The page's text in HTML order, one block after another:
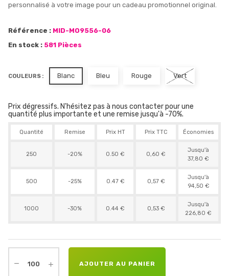
personnalisé à votre image pour un cadeau promotionnel original.
Référence : MID-MO9556-06
En stock : 581 Pièces
COULEURS : Blanc Bleu Rouge Vert
Prix dégressifs. N'hésitez pas à nous contacter pour une
quantité plus importante et une remise jusqu'à -70%.
Quantité Remise Prix HT Prix TTC Économies
250 -20% 0.50 € 0,60 €
Jusqu'à
37,80 €
500 -25% 0.47 € 0,57 €
Jusqu'à
94,50 €
1000 -30% 0.44 € 0,53 €
Jusqu'à
226,80 €
AJOUTER AU PANIER